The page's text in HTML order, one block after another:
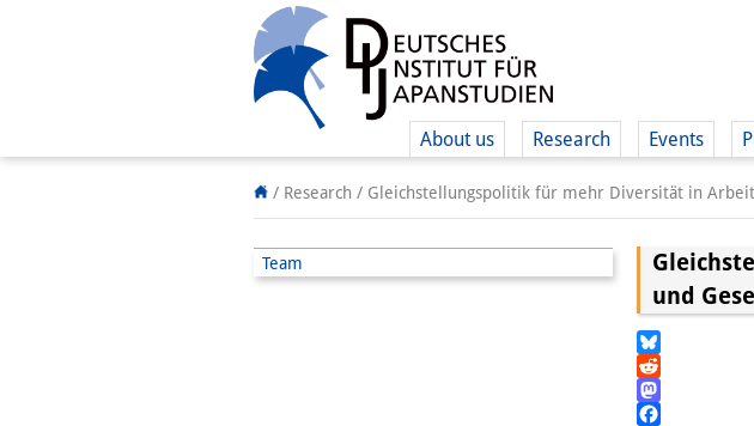
About us Research Events
/ Research / Gleichstellungspolitik für mehr Diversität in
Team
und
Bluesky
Reddit
Mastodon